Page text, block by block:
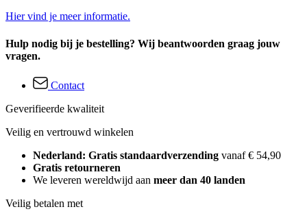
Hier vind je meer informatie.
Hulp nodig bij je bestelling? Wij beantwoorden graag jouw
vragen.
Contact
Geverifieerde kwaliteit
Veilig en vertrouwd winkelen
Nederland: Gratis standaardverzending vanaf € 54,90
Gratis retourneren
We leveren wereldwijd aan meer dan 40 landen
Veilig betalen met